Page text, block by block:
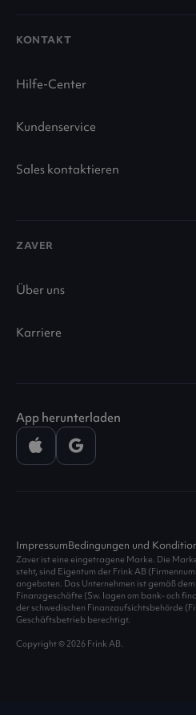
KONTAKT
Hilfe-Center
Kundenservice
Sales kontaktieren
ZAVER
Über uns
Karriere
App herunterladen
Zaver ist eine eingetragene Marke. Die
steht, sind Eigentum der Frink AB
angeboten. Das Unternehmen ist gemäß
Finanzgeschäfte (Sw. lagen om bank- och
der schwedischen Finanzaufsichtsbehörde
Geschäftsbetrieb berechtigt.
Copyright © 2026 Frink AB.
ImpressumBedingungen und